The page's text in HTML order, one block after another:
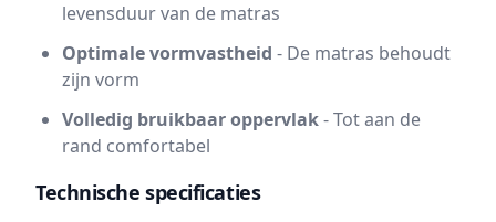
levensduur van de matras
Optimale vormvastheid - De matras behoudt
zijn vorm
Volledig bruikbaar oppervlak- Tot aan de
rand comfortabel
Technische specificaties